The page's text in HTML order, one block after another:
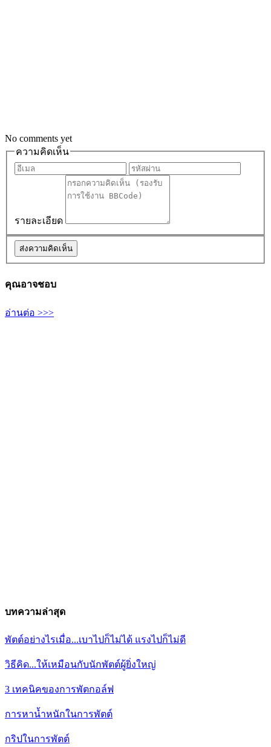
No comments yet
ความคิดเห็น
รายละเอียด
คุณอาจชอบ
อ่านต่อ >>>
บทความล่าสุด
พัตต์อย่างไรเมื่อ...เบาไปก็ไม่ได้ แรงไปก็ไม่ดี
วิธีคิด...ให้เหมือนกับนักพัตต์ผู้ยิ่งใหญ่
3 เทคนิคของการพัตกอล์ฟ
การหาน้ำหนักในการพัตต์
กริปในการพัตต์